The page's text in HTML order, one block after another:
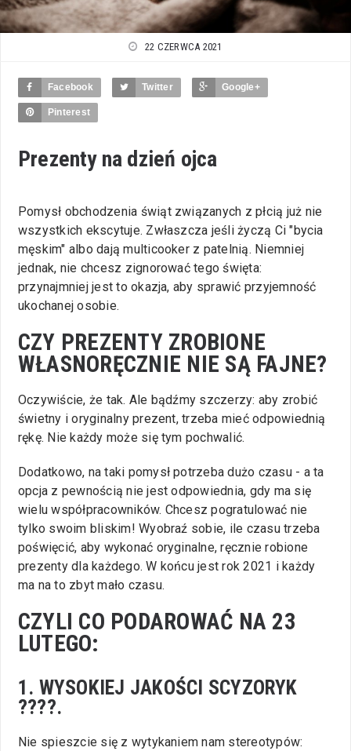
22 CZERWCA 2021
Facebook Twitter Google+
Pinterest
Prezenty na dzień ojca
Pomysł obchodzenia świąt związanych z płcią już nie
wszystkich ekscytuje. Zwłaszcza jeśli życzą Ci "bycia
męskim" albo dają multicooker z patelnią. Niemniej
jednak, nie chcesz zignorować tego święta:
przynajmniej jest to okazja, aby sprawić przyjemność
ukochanej osobie.
CZY PREZENTY ZROBIONE
WŁASNORĘCZNIE NIE SĄ FAJNE?
Oczywiście, że tak. Ale bądźmy szczerzy: aby zrobić
świetny i oryginalny prezent, trzeba mieć odpowiednią
rękę. Nie każdy może się tym pochwalić.
Dodatkowo, na taki pomysł potrzeba dużo czasu - a ta
opcja z pewnością nie jest odpowiednia, gdy ma się
wielu współpracowników. Chcesz pogratulować nie
tylko swoim bliskim! Wyobraź sobie, ile czasu trzeba
poświęcić, aby wykonać oryginalne, ręcznie robione
prezenty dla każdego. W końcu jest rok 2021 i każdy
ma na to zbyt mało czasu.
CZYLI CO PODAROWAĆ NA 23
LUTEGO:
1. WYSOKIEJ JAKOŚCI SCYZORYK
????.
Nie spieszcie się z wytykaniem nam stereotypów: